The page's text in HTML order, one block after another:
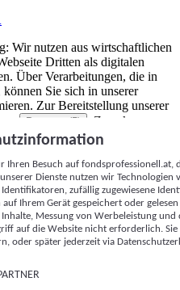
Wir nutzen aus wirtschaftlichen
Dritten als digitalen
Über Verarbeitungen, die in
Sie sich in unserer
Zur Bereitstellung unserer
Partnern (5)
. Zwecke:
Messung von Werbeleistung
Zielgruppenforschung.
Online-Kennungen (z. B. login-
Kennungen,
zusammen mit anderen
Browserinformationen,
Technologien usw.) auf
dort ausgelesen werden, um es
eine App oder einer Webseite
mehrere der hier aufgeführten
Ihren Besuch auf
Dienste nutzen wir Technologien
Identifikatoren, zufällig zugewiesene
Ihrem Gerät gespeichert oder
Messung von Werbeleistung
auf die Website nicht erforderlich.
oder später jederzeit via